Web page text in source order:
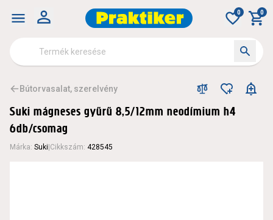
0 0
Bútorvasalat, szerelvény
Suki mágneses gyűrű 8,5/12mm neodímium h4
6db/csomag
Márka: Suki Cikkszám: 428545